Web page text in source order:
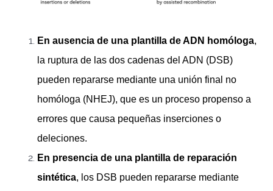
En ausencia de una plantilla de ADN homóloga,
la ruptura de las dos cadenas del ADN (DSB)
pueden repararse mediante una unión final no
homóloga (NHEJ), que es un proceso propenso a
errores que causa pequeñas inserciones o
deleciones.
En presencia de una plantilla de reparación
sintética, los DSB pueden repararse mediante